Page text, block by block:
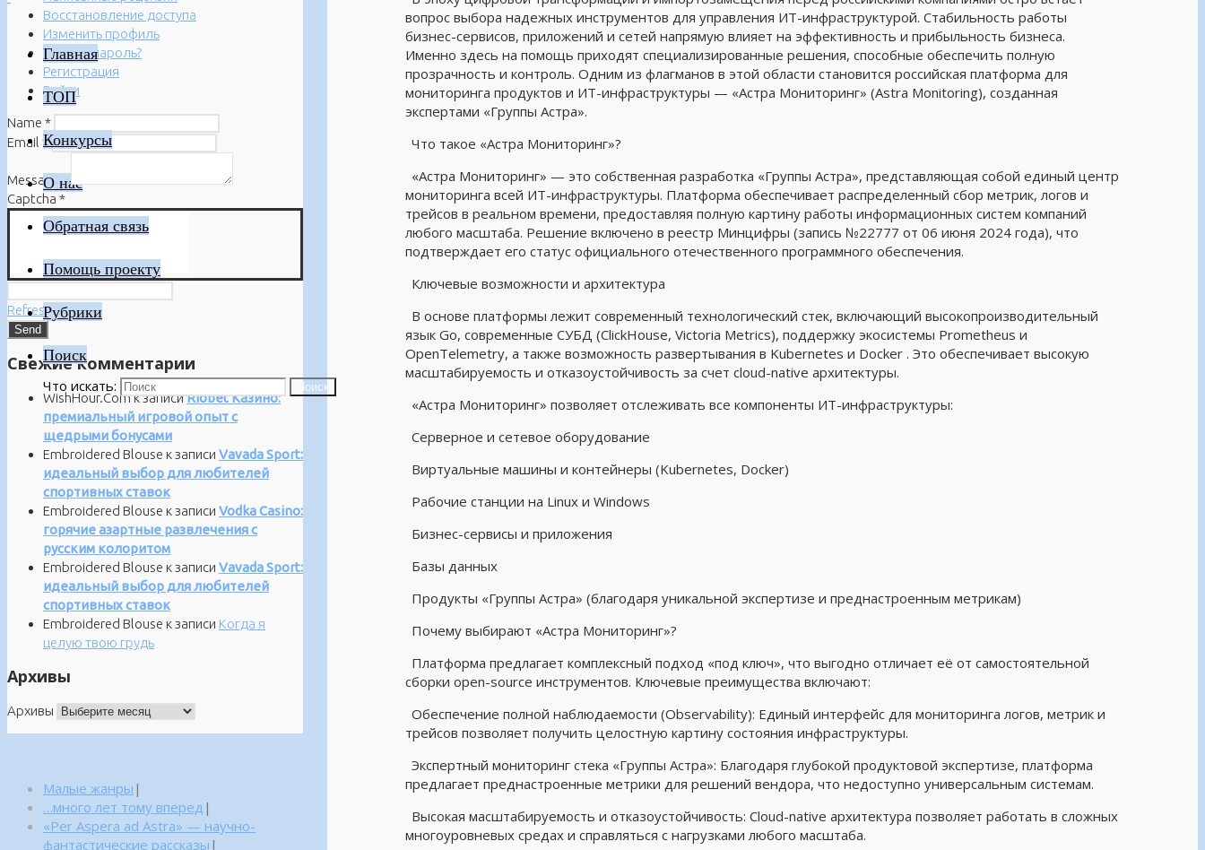
Главная
ТОП
Конкурсы
О нас
Обратная связь
Помощь проекту
Рубрики
Поиск
Что искать: Поиск
вопрос выбора надежных инструментов для управления ИТ-инфраструктурой. Стабильность работы
бизнес-сервисов, приложений и сетей напрямую влияет на эффективность и прибыльность бизнеса.
Именно здесь на помощь приходят специализированные решения, способные обеспечить полную
прозрачность и контроль. Одним из флагманов в этой области становится российская платформа для
мониторинга продуктов и ИТ-инфраструктуры — «Астра Мониторинг» (Astra Monitoring), созданная
экспертами «Группы Астра».
Что такое «Астра Мониторинг»?
«Астра Мониторинг» — это собственная разработка «Группы Астра», представляющая собой единый центр
мониторинга всей ИТ-инфраструктуры. Платформа обеспечивает распределенный сбор метрик, логов и
трейсов в реальном времени, предоставляя полную картину работы информационных систем компаний
любого масштаба. Решение включено в реестр Минцифры (запись №22777 от 06 июня 2024 года), что
подтверждает его статус официального отечественного программного обеспечения.
Ключевые возможности и архитектура
В основе платформы лежит современный технологический стек, включающий высокопроизводительный
язык Go, современные СУБД (ClickHouse, Victoria Metrics), поддержку экосистемы Prometheus и
OpenTelemetry, а также возможность развертывания в Kubernetes и Docker . Это обеспечивает высокую
масштабируемость и отказоустойчивость за счет cloud-native архитектуры.
«Астра Мониторинг» позволяет отслеживать все компоненты ИТ-инфраструктуры:
Серверное и сетевое оборудование
Виртуальные машины и контейнеры (Kubernetes, Docker)
Рабочие станции на Linux и Windows
Бизнес-сервисы и приложения
Базы данных
Продукты «Группы Астра» (благодаря уникальной экспертизе и преднастроенным метрикам)
Почему выбирают «Астра Мониторинг»?
Платформа предлагает комплексный подход «под ключ», что выгодно отличает её от самостоятельной
сборки open-source инструментов. Ключевые преимущества включают:
Обеспечение полной наблюдаемости (Observability): Единый интерфейс для мониторинга логов, метрик и
трейсов позволяет получить целостную картину состояния инфраструктуры.
Экспертный мониторинг стека «Группы Астра»: Благодаря глубокой продуктовой экспертизе, платформа
предлагает преднастроенные метрики для решений вендора, что недоступно универсальным системам.
Высокая масштабируемость и отказоустойчивость: Cloud-native архитектура позволяет работать в сложных
многоуровневых средах и справляться с нагрузками любого масштаба.
Восстановление доступа
Изменить профиль
Забыли пароль?
Регистрация
Войти
Name *
Email *
Message*
Captcha *
Refresh
Свежие комментарии
WishHour.Comк записиRiobet Казино:
премиальный игровой опыт с
щедрыми бонусами
Embroidered Blouse к записи Vavada Sport:
идеальный выбор для любителей
спортивных ставок
Embroidered Blouse к записи Vodka Casino:
горячие азартные развлечения с
русским колоритом
Embroidered Blouse к записи Vavada Sport:
идеальный выбор для любителей
спортивных ставок
Embroidered Blouse к записи Когда я
целую твою грудь
Архивы
Архивы
Малые жанры |
…много лет тому вперед |
«Per Aspera ad Astra» — научно-
фантастические рассказы |